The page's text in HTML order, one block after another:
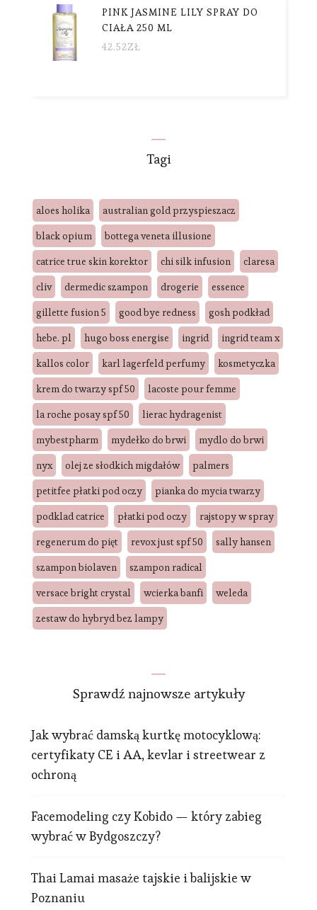
PINK JASMINE LILY SPRAY DO
CIAŁA 250 ML
42.52ZŁ
Tagi
aloes holika
australian gold przyspieszacz
black opium
bottega veneta illusione
catrice true skin korektor
chi silk infusion
claresa
cliv
dermedic szampon drogerie
essence
gillette fusion 5
good bye redness
gosh podkład
hebe. pl
hugo boss energise ingrid
ingrid team x
kallos color
karl lagerfeld perfumy
kosmetyczka
krem do twarzy spf 50
lacoste pour femme
la roche posay spf 50
lierac hydragenist
mybestpharm
mydełko do brwi
mydlo do brwi
nyx
olej ze słodkich migdałów
palmers
petitfee płatki pod oczy
pianka do mycia twarzy
podklad catrice
płatki pod oczy
rajstopy w spray
regenerum do pięt
revox just spf 50
sally hansen
szampon biolaven
szampon radical
versace bright crystal
wcierka banfi
weleda
zestaw do hybryd bez lampy
Sprawdź najnowsze artykuły
Jak wybrać damską kurtkę motocyklową:
certyfikaty CE i AA, kevlar i streetwear z
ochroną
Facemodeling czy Kobido — który zabieg
wybrać w Bydgoszczy?
Thai Lamai masaże tajskie i balijskie w
Poznaniu